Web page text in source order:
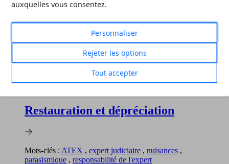
3 revues correspondent à vos critères
Restauration et dépréciation
Mots-clés : ATEX , expert judiciaire , nuisances ,
parasismique , responsabilité de l'expert
auxquelles vous consentez.
Personnaliser
Rejeter les options
Tout accepter